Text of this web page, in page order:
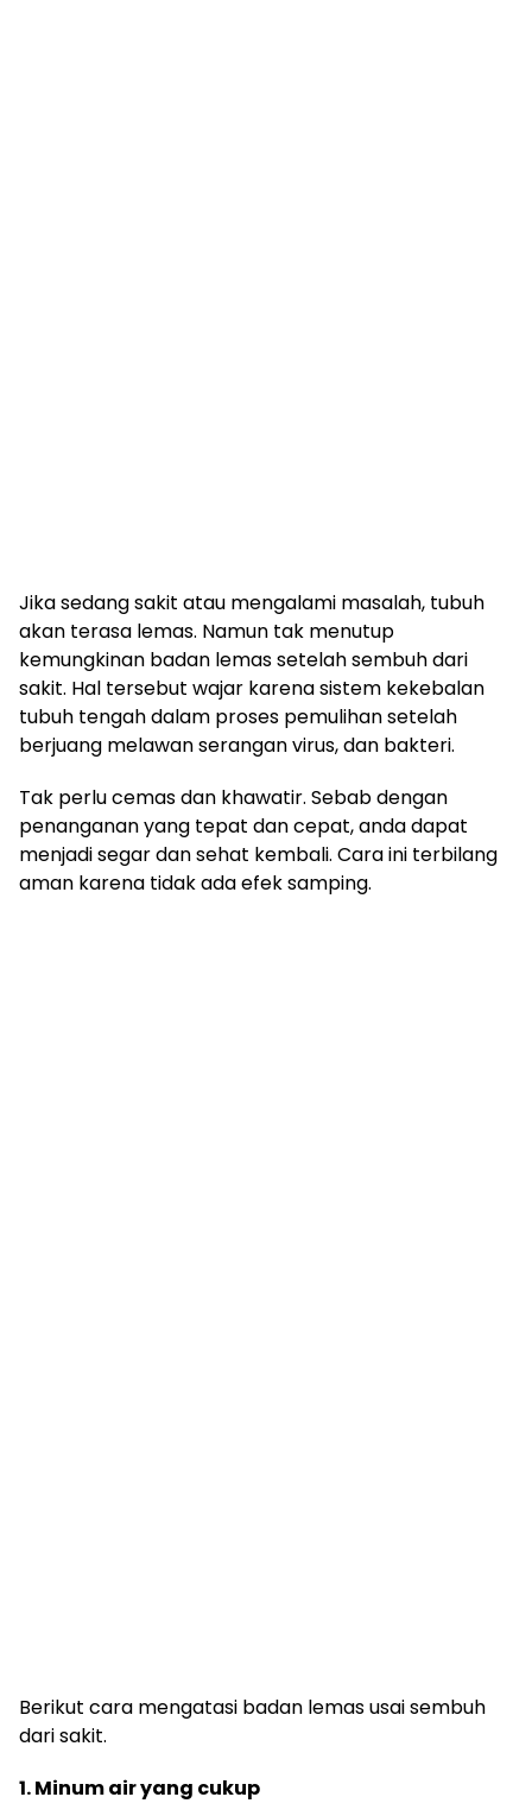
Jika sedang sakit atau mengalami masalah, tubuh
akan terasa lemas. Namun tak menutup
kemungkinan badan lemas setelah sembuh dari
sakit. Hal tersebut wajar karena sistem kekebalan
tubuh tengah dalam proses pemulihan setelah
berjuang melawan serangan virus, dan bakteri.
Tak perlu cemas dan khawatir. Sebab dengan
penanganan yang tepat dan cepat, anda dapat
menjadi segar dan sehat kembali. Cara ini terbilang
aman karena tidak ada efek samping.
Berikut cara mengatasi badan lemas usai sembuh
dari sakit.
1. Minum air yang cukup